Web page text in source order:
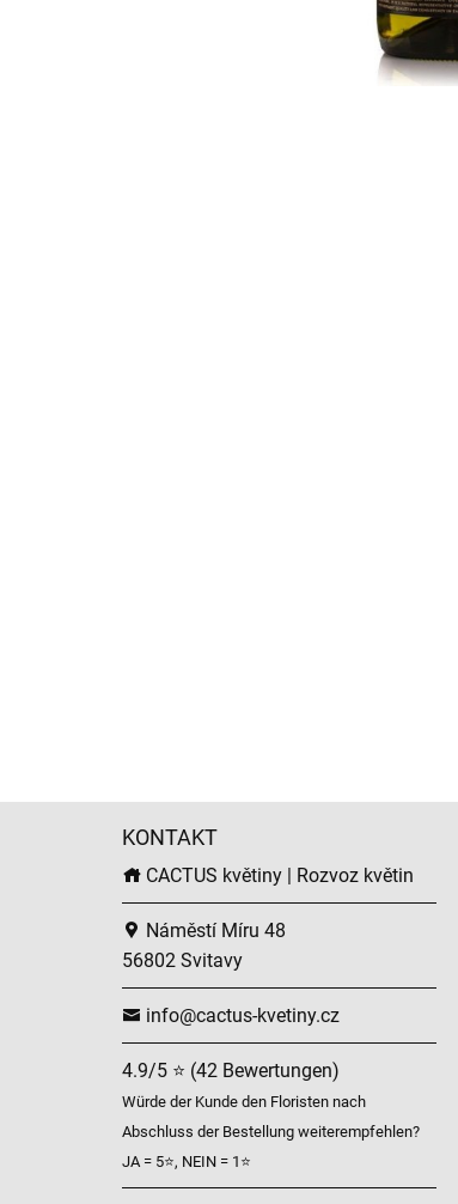
KONTAKT
CACTUS květiny | Rozvoz květin
Náměstí Míru 48
56802 Svitavy
info@cactus-kvetiny.cz
4.9/5 ⭐ (42 Bewertungen)
Würde der Kunde den Floristen nach
Abschluss der Bestellung weiterempfehlen?
JA = 5⭐, NEIN = 1⭐